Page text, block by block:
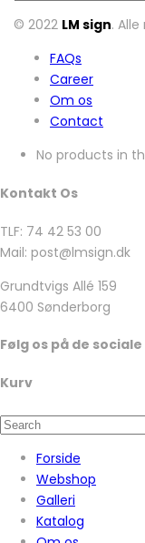
© 2022 LM sign.
FAQs
Career
Om os
Contact
No products in
Kontakt Os
TLF: 74 42 53 00
Mail: post@lmsign.dk
Grundtvigs Allé 159
6400 Sønderborg
Følg os på de
Kurv
Forside
Webshop
Galleri
Katalog